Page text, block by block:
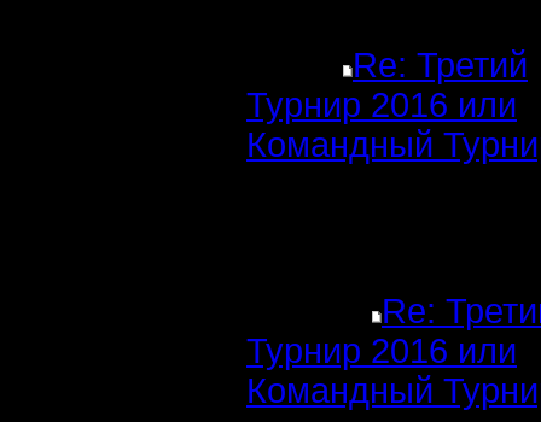
Re: Третий
Турнир 2016 или
Командный
Re:
Турнир 2016 или
Командный